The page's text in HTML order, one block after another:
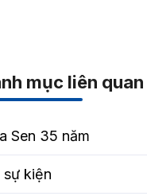
mục liên quan
Sen 35 năm
sự kiện